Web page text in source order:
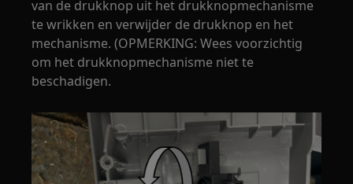
van de drukknop uit het drukknopmechanisme
te wrikken en verwijder de drukknop en het
mechanisme. (OPMERKING: Wees voorzichtig
om het drukknopmechanisme niet te
beschadigen.